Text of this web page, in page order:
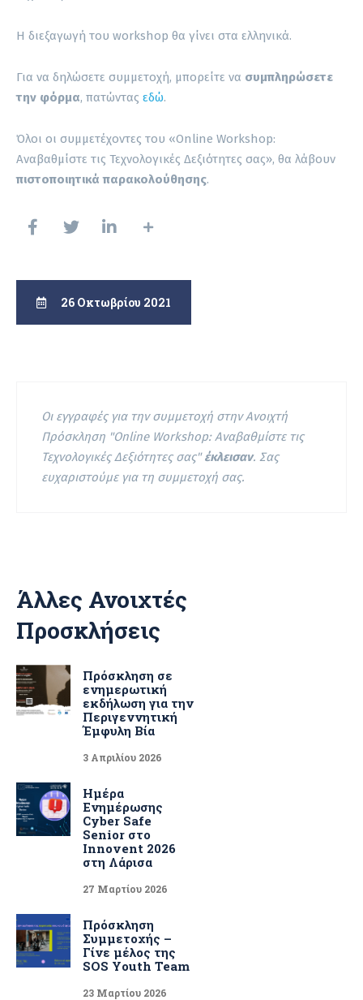
Η διεξαγωγή του workshop θα γίνει στα ελληνικά.
Για να δηλώσετε συμμετοχή, μπορείτε να συμπληρώσετε
την φόρμα, πατώντας εδώ.
Όλοι οι συμμετέχοντες του «Online Workshop:
Αναβαθμίστε τις Τεχνολογικές Δεξιότητες σας», θα λάβουν
πιστοποιητικά παρακολούθησης.
26 Οκτωβρίου 2021
Οι εγγραφές για την συμμετοχή στην Ανοιχτή
Πρόσκληση "Online Workshop: Αναβαθμίστε τις
Τεχνολογικές Δεξιότητες σας"έκλεισαν. Σας
ευχαριστούμε για τη συμμετοχή σας.
Άλλες Ανοιχτές
Προσκλήσεις
Πρόσκληση σε
ενημερωτική
εκδήλωση για την
Περιγεννητική
Έμφυλη Βία
3 Απριλίου 2026
Ημέρα
Ενημέρωσης
Cyber Safe
Senior στο
Innovent 2026
στη Λάρισα
27 Μαρτίου 2026
Πρόσκληση
Συμμετοχής –
Γίνε μέλος της
SOS Youth Team
23 Μαρτίου 2026